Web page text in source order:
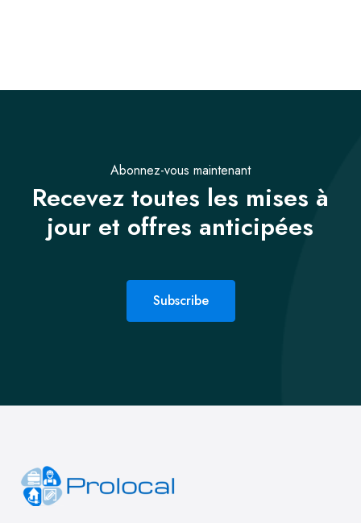
Abonnez-vous maintenant
Recevez toutes les mises à
jour et offres anticipées
Subscribe